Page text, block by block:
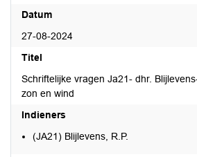
Datum
27-08-2024
Titel
Schriftelijke vragen Ja21- dhr.
zon en wind
Indieners
(JA21) Blijlevens, R.P.